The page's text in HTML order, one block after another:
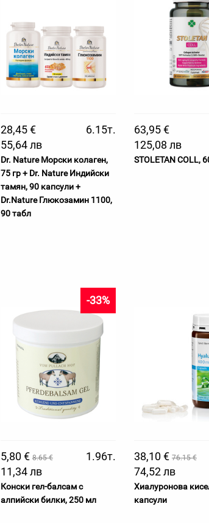
28,45 €
6.15т.
55,64 лв
Dr. Nature Морски колаген,
75 гр + Dr. Nature Индийски
тамян, 90 капсули +
Dr.Nature Глюкозамин 1100,
90 табл
63,95 €
125,08 лв
STOLETAN COLL,
5,80 € 8.65 €
-33%
1.96т.
11,34 лв
Конски гел-балсам с
алпийски билки, 250 мл
38,10 € 76.15 €
74,52 лв
Хиалуронова
капсули